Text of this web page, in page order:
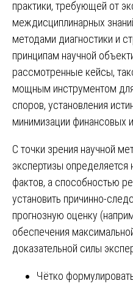
практики, требующей от
междисциплинарных
методами диагностики и
принципам научной
рассмотренные кейсы,
мощным инструментом
споров, установления
минимизации финансовых
С точки зрения научной
экспертизы определяется
фактов, а способностью
установить причинно-
прогнозную оценку
обеспечения
доказательной силы
Чётко